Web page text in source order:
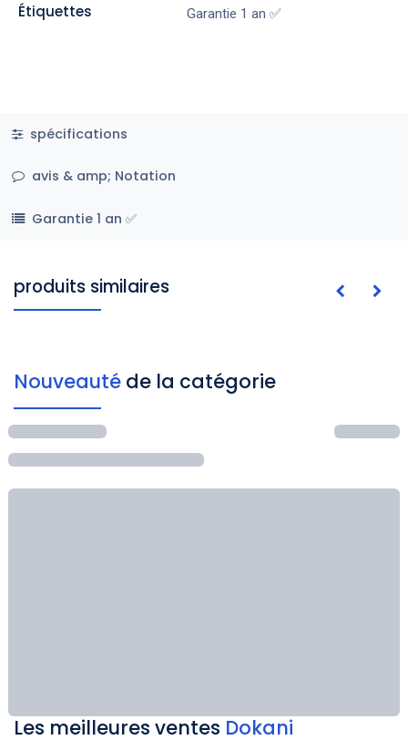
Étiquettes Garantie 1 an ✅
spécifications
avis & amp; Notation
Garantie 1 an ✅
produits similaires
Nouveauté de la catégorie
Les meilleures ventes Dokani